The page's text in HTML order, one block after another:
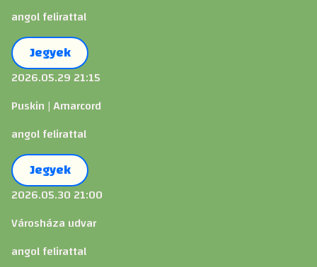
angol felirattal
Jegyek
2026.05.29 21:15
Puskin | Amarcord
angol felirattal
Jegyek
2026.05.30 21:00
Városháza udvar
angol felirattal